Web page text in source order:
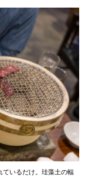
ているだけ。珪藻土の輻